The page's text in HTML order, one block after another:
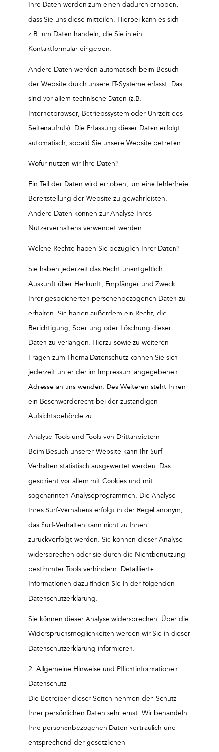
Ihre Daten werden zum einen dadurch erhoben,
dass Sie uns diese mitteilen. Hierbei kann es sich
z.B. um Daten handeln, die Sie in ein
Kontaktformular eingeben.
Andere Daten werden automatisch beim Besuch
der Website durch unsere IT-Systeme erfasst. Das
sind vor allem technische Daten (z.B.
Internetbrowser, Betriebssystem oder Uhrzeit des
Seitenaufrufs). Die Erfassung dieser Daten erfolgt
automatisch, sobald Sie unsere Website betreten.
Wofür nutzen wir Ihre Daten?
Ein Teil der Daten wird erhoben, um eine fehlerfreie
Bereitstellung der Website zu gewährleisten.
Andere Daten können zur Analyse Ihres
Nutzerverhaltens verwendet werden.
Welche Rechte haben Sie bezüglich Ihrer Daten?
Sie haben jederzeit das Recht unentgeltlich
Auskunft über Herkunft, Empfänger und Zweck
Ihrer gespeicherten personenbezogenen Daten zu
erhalten. Sie haben außerdem ein Recht, die
Berichtigung, Sperrung oder Löschung dieser
Daten zu verlangen. Hierzu sowie zu weiteren
Fragen zum Thema Datenschutz können Sie sich
jederzeit unter der im Impressum angegebenen
Adresse an uns wenden. Des Weiteren steht Ihnen
ein Beschwerderecht bei der zuständigen
Aufsichtsbehörde zu.
Analyse-Tools und Tools von Drittanbietern
Beim Besuch unserer Website kann Ihr Surf-
Verhalten statistisch ausgewertet werden. Das
geschieht vor allem mit Cookies und mit
sogenannten Analyseprogrammen. Die Analyse
Ihres Surf-Verhaltens erfolgt in der Regel anonym;
das Surf-Verhalten kann nicht zu Ihnen
zurückverfolgt werden. Sie können dieser Analyse
widersprechen oder sie durch die Nichtbenutzung
bestimmter Tools verhindern. Detaillierte
Informationen dazu finden Sie in der folgenden
Datenschutzerklärung.
Sie können dieser Analyse widersprechen. Über die
Widerspruchsmöglichkeiten werden wir Sie in dieser
Datenschutzerklärung informieren.
2. Allgemeine Hinweise und Pflichtinformationen
Datenschutz
Die Betreiber dieser Seiten nehmen den Schutz
Ihrer persönlichen Daten sehr ernst. Wir behandeln
Ihre personenbezogenen Daten vertraulich und
entsprechend der gesetzlichen